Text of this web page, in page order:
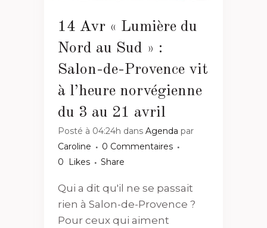
14 Avr « Lumière du
Nord au Sud » :
Salon-de-Provence vit
à l’heure norvégienne
du 3 au 21 avril
Posté à 04:24h dans Agenda par
Caroline
0 Commentaires
0
Likes Share
Qui a dit qu'il ne se passait
rien à Salon-de-Provence ?
Pour ceux qui aiment